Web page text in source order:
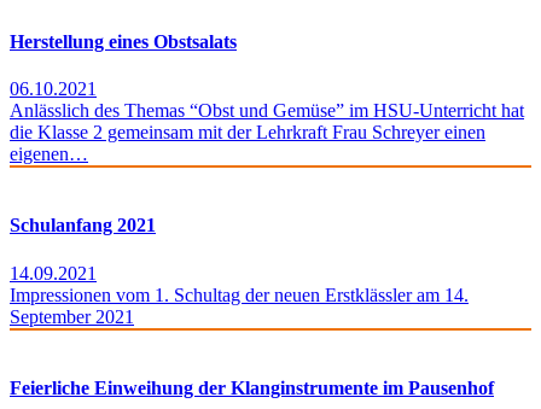
Herstellung eines Obstsalats
06.10.2021
Anlässlich des Themas “Obst und Gemüse” im HSU-Unterricht hat
die Klasse 2 gemeinsam mit der Lehrkraft Frau Schreyer einen
eigenen…
Schulanfang 2021
14.09.2021
Impressionen vom 1. Schultag der neuen Erstklässler am 14.
September 2021
Feierliche Einweihung der Klanginstrumente im Pausenhof